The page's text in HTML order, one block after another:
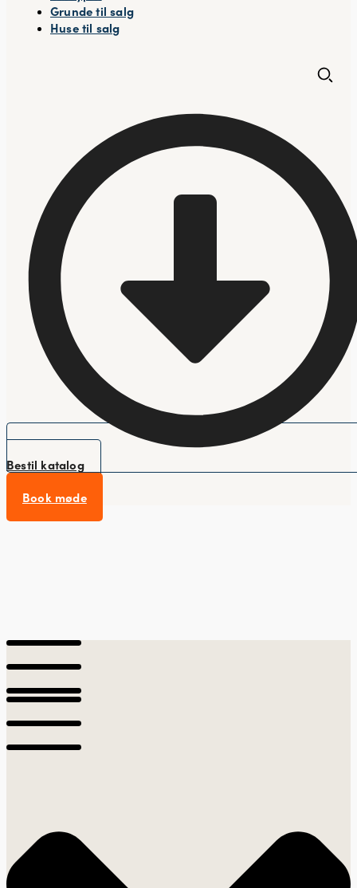
Grunde til salg
Huse til salg
Bestil katalog
Book møde